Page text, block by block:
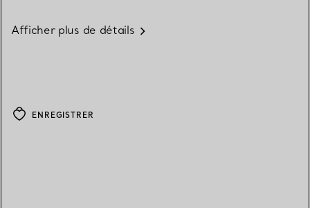
Afficher plus de détails
ENREGISTRER